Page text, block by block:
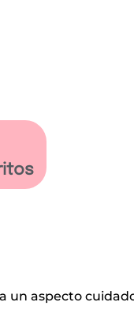
un aspecto